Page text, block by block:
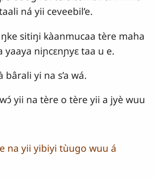
ná yii ceveebil’e.
sitiŋi kàanmucaa tère maha
yaaya niɲcɛnɲyɛ taa u e.
bârali yi na s’a wá.
yii na tère o tère yii a jyè wuu
na yii yibiyi tùugo wuu á